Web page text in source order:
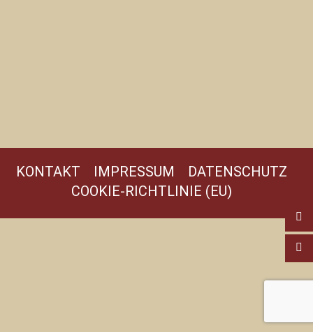
KONTAKT IMPRESSUM
DATENSCHUTZ
COOKIE-RICHTLINIE (EU)